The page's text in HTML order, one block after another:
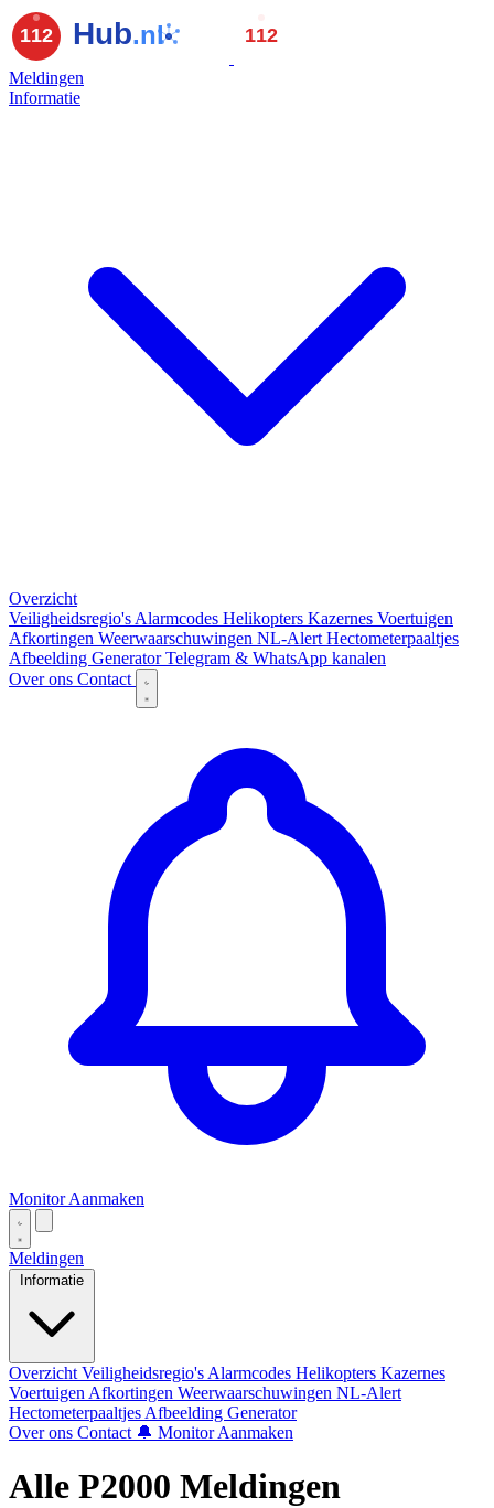
Meldingen
Informatie
Overzicht
Veiligheidsregio's Alarmcodes Helikopters Kazernes Voertuigen
Afkortingen Weerwaarschuwingen NL-Alert Hectometerpaaltjes
Afbeelding GeneratorTelegram & WhatsApp kanalen
Over ons Contact
Monitor Aanmaken
Meldingen
Informatie
Overzicht Veiligheidsregio's Alarmcodes Helikopters Kazernes
Voertuigen Afkortingen Weerwaarschuwingen NL-Alert
Hectometerpaaltjes Afbeelding Generator
Over ons Contact 🔔 Monitor Aanmaken
Alle P2000 Meldingen